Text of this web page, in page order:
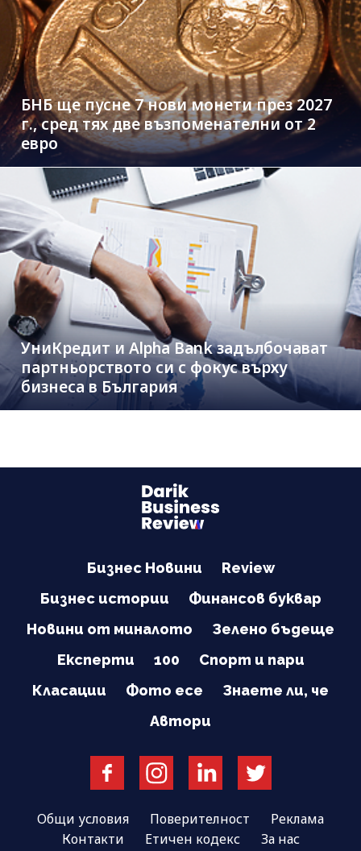
БНБ ще пусне 7 нови монети през 2027
г., сред тях две възпоменателни от 2
евро
УниКредит и Alpha Bank задълбочават
партньорството си с фокус върху
бизнеса в България
Бизнес Новини
Review
Бизнес истории
Финансов буквар
Новини от миналото
Зелено бъдеще
Експерти
100
Спорт и пари
Класации
Фото есе
Знаете ли, че
Автори
Общи условия Поверителност
Реклама
Контакти
Етичен кодекс За нас